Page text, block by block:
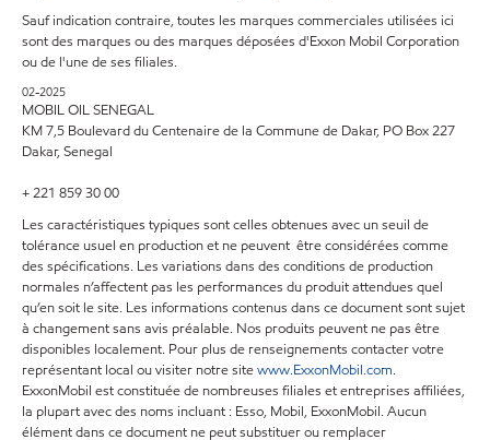
Sauf indication contraire, toutes les marques commerciales utilisées ici
sont des marques ou des marques déposées d'Exxon Mobil Corporation
ou de l'une de ses filiales.
02-2025
MOBIL OIL SENEGAL
KM 7,5 Boulevard du Centenaire de la Commune de Dakar, PO Box 227
Dakar, Senegal
+ 221 859 30 00
Les caractéristiques typiques sont celles obtenues avec un seuil de
tolérance usuel en production et ne peuvent être considérées comme
des spécifications. Les variations dans des conditions de production
normales n’affectent pas les performances du produit attendues quel
qu’en soit le site. Les informations contenus dans ce document sont sujet
à changement sans avis préalable. Nos produits peuvent ne pas être
disponibles localement. Pour plus de renseignements contacter votre
représentant local ou visiter notre sitewww.ExxonMobil.com.
ExxonMobil est constituée de nombreuses filiales et entreprises affiliées,
la plupart avec des noms incluant : Esso, Mobil, ExxonMobil. Aucun
élément dans ce document ne peut substituer ou remplacer